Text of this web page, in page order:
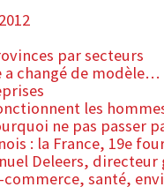
par secteurs
a changé de
les
ne pas passer
: la France, 19e
Deleers, directeur
commerce, santé,